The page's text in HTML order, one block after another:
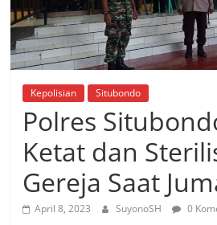
Kepolisian Situbondo
Polres
Ketat dan
Gereja Saat
April 8, 2023 SuyonoSH 0